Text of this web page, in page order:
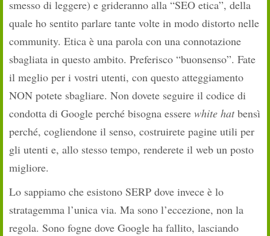
smesso di leggere) e grideranno alla “SEO etica”, della
quale ho sentito parlare tante volte in modo distorto nelle
community. Etica è una parola con una connotazione
sbagliata in questo ambito. Preferisco “buonsenso”. Fate
il meglio per i vostri utenti, con questo atteggiamento
NON potete sbagliare. Non dovete seguire il codice di
condotta di Google perché bisogna essere white hatbensì
perché, cogliendone il senso, costruirete pagine utili per
gli utenti e, allo stesso tempo, renderete il web un posto
migliore.
Lo sappiamo che esistono SERP dove invece è lo
stratagemma l’unica via. Ma sono l’eccezione, non la
regola. Sono fogne dove Google ha fallito, lasciando